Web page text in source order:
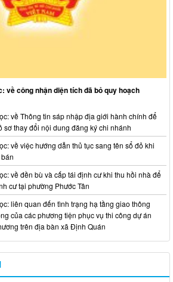
về công nhận diện tích đã bỏ quy hoạch
về Thông tin sáp nhập địa giới hành chính để
thay đổi nội dung đăng ký chi nhánh
về việc hướng dẫn thủ tục sang tên sổ đỏ khi
về đền bù và cấp tái định cư khi thu hồi nhà để
cư tại phường Phước Tân
liên quan đến tình trạng hạ tầng giao thông
của các phương tiện phục vụ thi công dự án
trên địa bàn xã Định Quán